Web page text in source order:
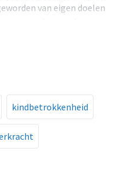
van eigen doelen
de motivatie en
het handelen en
kindbetrokkenheid